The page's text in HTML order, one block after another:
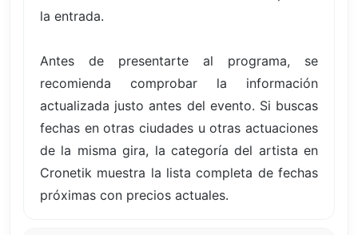
la entrada.
Antes de presentarte al programa, se
recomienda comprobar la información
actualizada justo antes del evento. Si buscas
fechas en otras ciudades u otras actuaciones
de la misma gira, la categoría del artista en
Cronetik muestra la lista completa de fechas
próximas con precios actuales.